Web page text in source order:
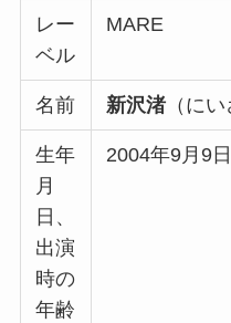
レー
ベル
MARE
名前 新沢渚 （に
生年
月
日、
出演
時の
年齢
2004年9月9